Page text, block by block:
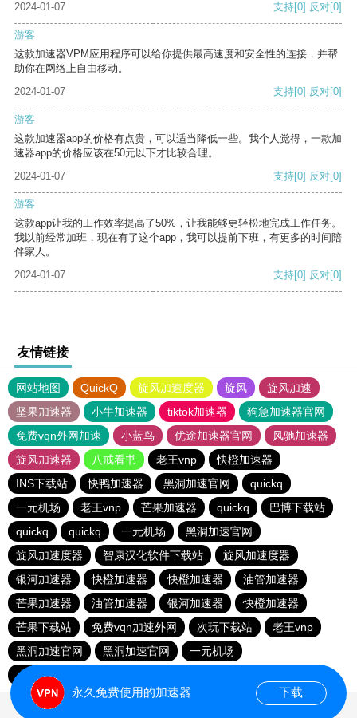
2024-01-07 支持[0] 反对[0]
游客
这款加速器VPM应用程序可以给你提供最高速度和安全性的连接，并帮
助你在网络上自由移动。
2024-01-07
支持[0] 反对[0]
游客
这款加速器app的价格有点贵，可以适当降低一些。我个人觉得，一款加
速器app的价格应该在50元以下才比较合理。
2024-01-07
支持[0] 反对[0]
游客
这款app让我的工作效率提高了50%，让我能够更轻松地完成工作任务。
我以前经常加班，现在有了这个app，我可以提前下班，有更多的时间陪
伴家人。
2024-01-07
支持[0] 反对[0]
友情链接
网站地图 QuickQ 旋风加速度器 旋风
旋风加速
坚果加速器
小牛加速器 tiktok加速器
狗急加速器官网
免费vqn外网加速
小蓝鸟 优途加速器官网
风驰加速器
旋风加速器
八戒看书 老王vnp
快橙加速器
INS下载站
快鸭加速器 黑洞加速官网
quickq
一元机场
老王vnp 芒果加速器 quickq
巴博下载站
quickq
quickq 一元机场
黑洞加速官网
旋风加速度器
智康汉化软件下载站
旋风加速度器
银河加速器
快橙加速器 快橙加速器
油管加速器
芒果加速器
油管加速器 银河加速器
快橙加速器
芒果下载站
免费vqn加速外网 次玩下载站
老王vnp
黑洞加速官网
黑洞加速官网
一元机场
小猫咪ciash加速器
永久免费使用的加速器 下载